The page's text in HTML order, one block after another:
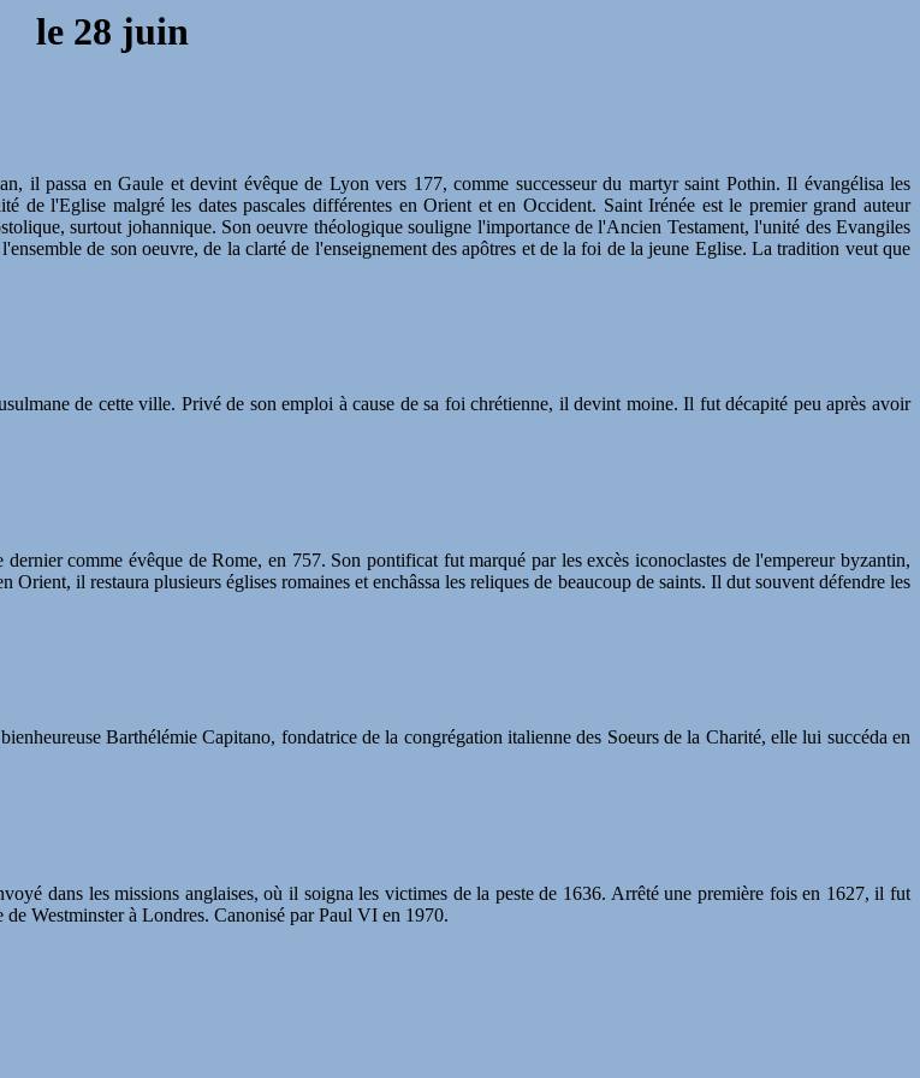
le 28 juin
il passa en Gaule et devint évêque de Lyon vers 177, comme successeur du martyr saint Pothin. Il évangélisa les
l'Eglise malgré les dates pascales différentes en Orient et en Occident. Saint Irénée est le premier grand auteur
surtout johannique. Son oeuvre théologique souligne l'importance de l'Ancien Testament, l'unité des Evangiles
de son oeuvre, de la clarté de l'enseignement des apôtres et de la foi de la jeune Eglise. La tradition veut que
de cette ville. Privé de son emploi à cause de sa foi chrétienne, il devint moine. Il fut décapité peu après avoir
comme évêque de Rome, en 757. Son pontificat fut marqué par les excès iconoclastes de l'empereur byzantin,
il restaura plusieurs églises romaines et enchâssa les reliques de beaucoup de saints. Il dut souvent défendre les
Barthélémie Capitano, fondatrice de la congrégation italienne des Soeurs de la Charité, elle lui succéda en
dans les missions anglaises, où il soigna les victimes de la peste de 1636. Arrêté une première fois en 1627, il fut
Westminster à Londres. Canonisé par Paul VI en 1970.